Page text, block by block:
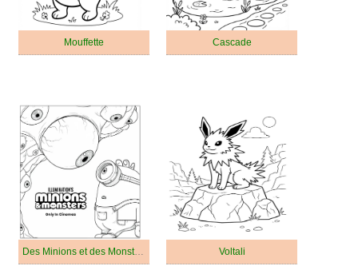
Mouffette Cascade
Des Minions et des Monstres Voltali